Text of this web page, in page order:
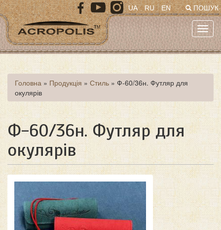
Перейти
до
основного
матеріалу
ПОШУК
UA RU EN
Ви
є
тут
Головна » Продукція » Стиль » Ф-60/36н. Футляр для
окулярів
Ф-60/36н. Футляр для
окулярів